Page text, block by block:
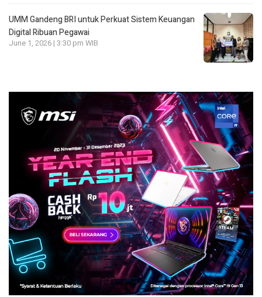
UMM Gandeng BRI untuk Perkuat Sistem Keuangan
Digital Ribuan Pegawai
June 1, 2026 | 3:30 pm WIB